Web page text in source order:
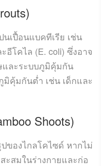
เปื้อนแบคทีเรีย เช่น
อีโคไล (E. coli) ซึ่งอาจ
และระบบภูมิคุ้มกัน
คุ้มกันต่ำ เช่น เด็กและ
Shoots)
ของไกลโคไซด์ หากไม่
ะสมในร่างกายและก่อ